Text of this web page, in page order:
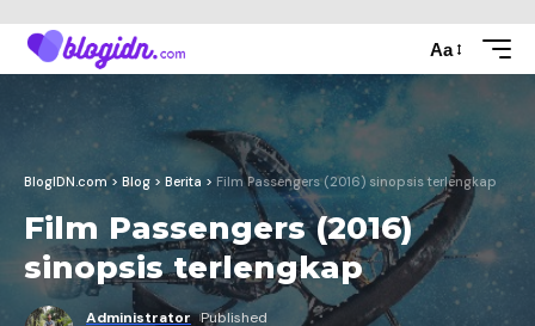
Aa
BlogIDN.com> Blog > Berita > Film Passengers (2016) sinopsis terlengkap
Film Passengers (2016)
sinopsis terlengkap
Administrator Published